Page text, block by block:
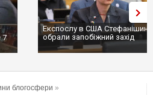
7
Експослу в США
обрали запобіжний захід
блогосфери »